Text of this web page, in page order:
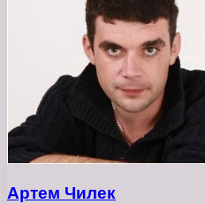
Артем Чилек